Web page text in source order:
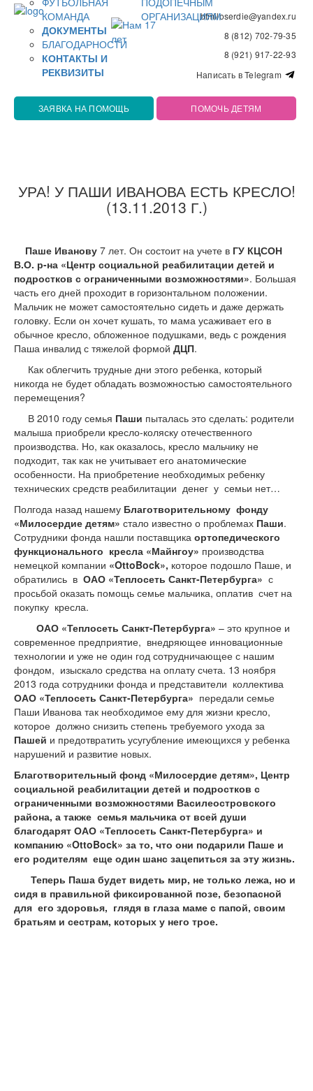
bfmiloserdie@yandex.ru
8 (812) 702-79-35
8 (921) 917-22-93
Написать в Telegram
КОМАНДА
ДОКУМЕНТЫ
БЛАГОДАРНОСТИ
КОНТАКТЫ И
РЕКВИЗИТЫ
ОРГАНИЗАЦИЯМ
ЗАЯВКА НА ПОМОЩЬ ПОМОЧЬ ДЕТЯМ
УРА! У ПАШИ ИВАНОВА ЕСТЬ КРЕСЛО!
(13.11.2013 Г.)
Паше Иванову 7 лет. Он состоит на учете в ГУ КЦСОН
В.О. р-на «Центр социальной реабилитации детей и
подростков с ограниченными возможностями». Большая
часть его дней проходит в горизонтальном положении.
Мальчик не может самостоятельно сидеть и даже держать
головку. Если он хочет кушать, то мама усаживает его в
обычное кресло, обложенное подушками, ведь с рождения
Паша инвалид с тяжелой формой ДЦП.
Как облегчить трудные дни этого ребенка, который
никогда не будет обладать возможностью самостоятельного
перемещения?
В 2010 году семья Паши пыталась это сделать: родители
малыша приобрели кресло-коляску отечественного
производства. Но, как оказалось, кресло мальчику не
подходит, так как не учитывает его анатомические
особенности. На приобретение необходимых ребенку
технических средств реабилитации денег у семьи нет…
Полгода назад нашему Благотворительному фонду
«Милосердие детям» стало известно о проблемах Паши.
Сотрудники фонда нашли поставщика ортопедического
функционального кресла «Майнгоу» производства
немецкой компании «OttoBock», которое подошло Паше, и
обратились в ОАО «Теплосеть Санкт-Петербурга» с
просьбой оказать помощь семье мальчика, оплатив счет на
покупку кресла.
ОАО «Теплосеть Санкт-Петербурга» – это крупное и
современное предприятие, внедряющее инновационные
технологии и уже не один год сотрудничающее с нашим
фондом, изыскало средства на оплату счета. 13 ноября
2013 года сотрудники фонда и представители коллектива
ОАО «Теплосеть Санкт-Петербурга» передали семье
Паши Иванова так необходимое ему для жизни кресло,
которое должно снизить степень требуемого ухода за
Пашей и предотвратить усугубление имеющихся у ребенка
нарушений и развитие новых.
Благотворительный фонд «Милосердие детям», Центр
социальной реабилитации детей и подростков с
ограниченными возможностями Василеостровского
района, а также семья мальчика от всей души
благодарят ОАО «Теплосеть Санкт-Петербурга» и
компанию «OttoBock» за то, что они подарили Паше и
его родителям еще один шанс зацепиться за эту жизнь.
Теперь Паша будет видеть мир, не только лежа, но и
сидя в правильной фиксированной позе, безопасной
для его здоровья, глядя в глаза маме с папой, своим
братьям и сестрам, которых у него трое.